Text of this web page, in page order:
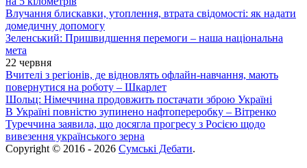
Влучання блискавки, утоплення, втрата свідомості: як надати
домедичну допомогу
Зеленський: Пришвидшення перемоги – наша національна
мета
22 червня
Вчителі з регіонів, де відновлять офлайн-навчання, мають
повернутися на роботу – Шкарлет
Шольц: Німеччина продовжить постачати зброю Україні
В Україні повністю зупинено нафтопереробку – Вітренко
Туреччина заявила, що досягла прогресу з Росією щодо
вивезення українського зерна
Copyright © 2016 - 2026 Сумські Дебати.